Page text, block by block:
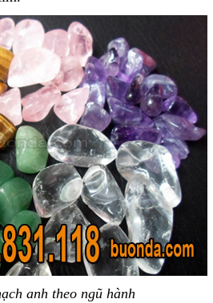
anh theo ngũ hành